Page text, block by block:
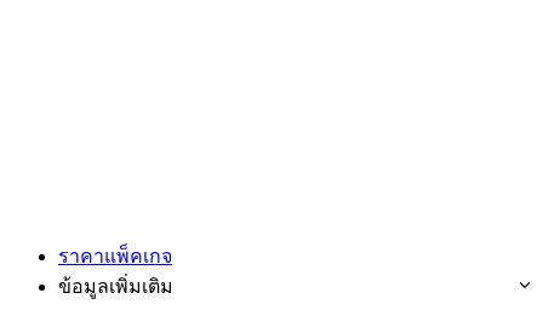
ราคาแพ็คเกจ
ข้อมูลเพิ่มเติม